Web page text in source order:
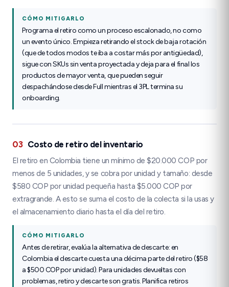
CÓMO MITIGARLO
Programa el retiro como un proceso escalonado, no como
un evento único. Empieza retirando el stock de baja rotación
(que de todos modos te iba a costar más por antigüedad),
sigue con SKUs sin venta proyectada y deja para el final los
productos de mayor venta, que pueden seguir
despachándose desde Full mientras el 3PL termina su
onboarding.
03 Costo de retiro del inventario
El retiro en Colombia tiene un mínimo de $20.000 COP por
menos de 5 unidades, y se cobra por unidad y tamaño: desde
$580 COP por unidad pequeña hasta $5.000 COP por
extragrande. A esto se suma el costo de la colecta si la usas y
el almacenamiento diario hasta el día del retiro.
CÓMO MITIGARLO
Antes de retirar, evalúa la alternativa de descarte: en
Colombia el descarte cuesta una décima parte del retiro ($58
a $500 COP por unidad). Para unidades devueltas con
problemas, retiro y descarte son gratis. Planifica retiros